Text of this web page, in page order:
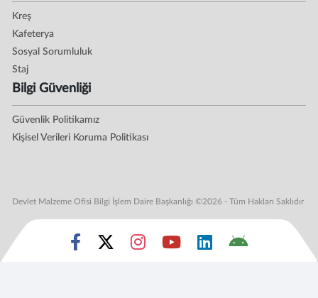
Kreş
Kafeterya
Sosyal Sorumluluk
Staj
Bilgi Güvenliği
Güvenlik Politikamız
Kişisel Verileri Koruma Politikası
Devlet Malzeme Ofisi Bilgi İşlem Daire Başkanlığı ©2026 - Tüm Hakları Saklıdır